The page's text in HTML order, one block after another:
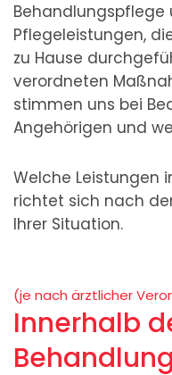
Pflegeleistungen,
zu Hause
verordneten
stimmen uns bei
Angehörigen und
Welche Leistungen
richtet sich nach
Ihrer Situation.
(je nach ärztlicher
Innerhalb